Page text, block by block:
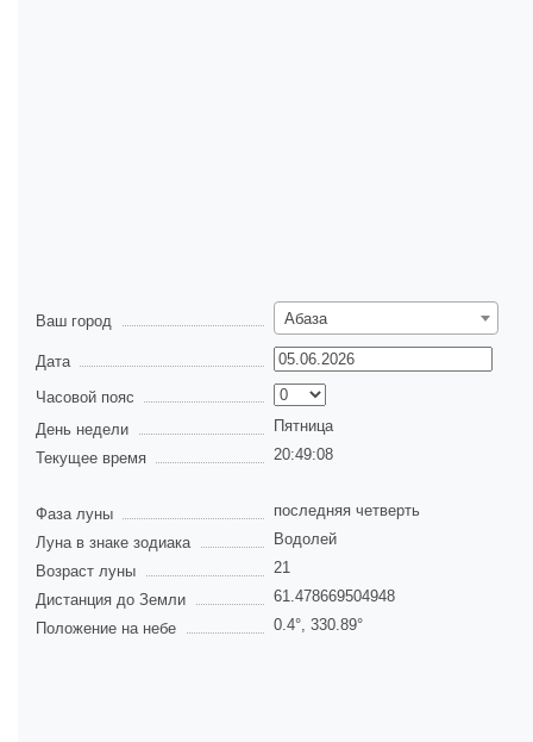
Ваш город Абаза
Дата
Часовой пояс
День недели
Пятница
Текущее время
20:49:08
Фаза луны
последняя четверть
Луна в знаке зодиака
Водолей
Возраст луны
21
Дистанция до Земли
61.478669504948
Положение на небе
0.4°, 330.89°